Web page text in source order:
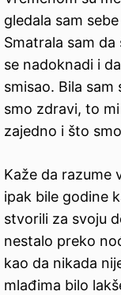
gledala sam
Smatrala sam
se nadoknadi i
smisao. Bila
smo zdravi, to
zajedno i što
Kaže da razume
ipak bile godine
stvorili za svoju
nestalo preko
kao da nikada
mlađima bilo